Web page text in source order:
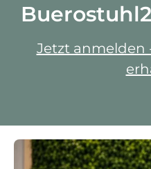
Jetzt anmelden